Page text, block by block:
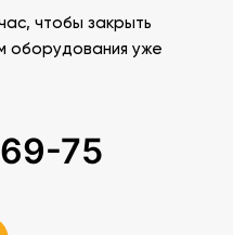
чтобы закрыть
оборудования уже
75